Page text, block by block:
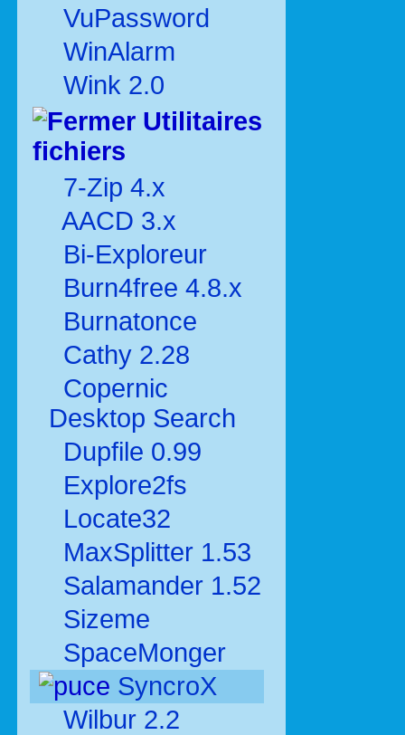
VuPassword
WinAlarm
Wink 2.0
Utilitaires
fichiers
7-Zip 4.x
AACD 3.x
Bi-Exploreur
Burn4free 4.8.x
Burnatonce
Cathy 2.28
Copernic
Desktop Search
Dupfile 0.99
Explore2fs
Locate32
MaxSplitter 1.53
Salamander 1.52
Sizeme
SpaceMonger
SyncroX
Wilbur 2.2